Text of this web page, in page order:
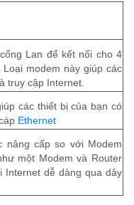
Lan để kết nối cho 4
modem này giúp các
truy cập Internet.
các thiết bị của bạn có
Ethernet
nâng cấp so với Modem
một Modem và Router
Internet dễ dàng qua dây